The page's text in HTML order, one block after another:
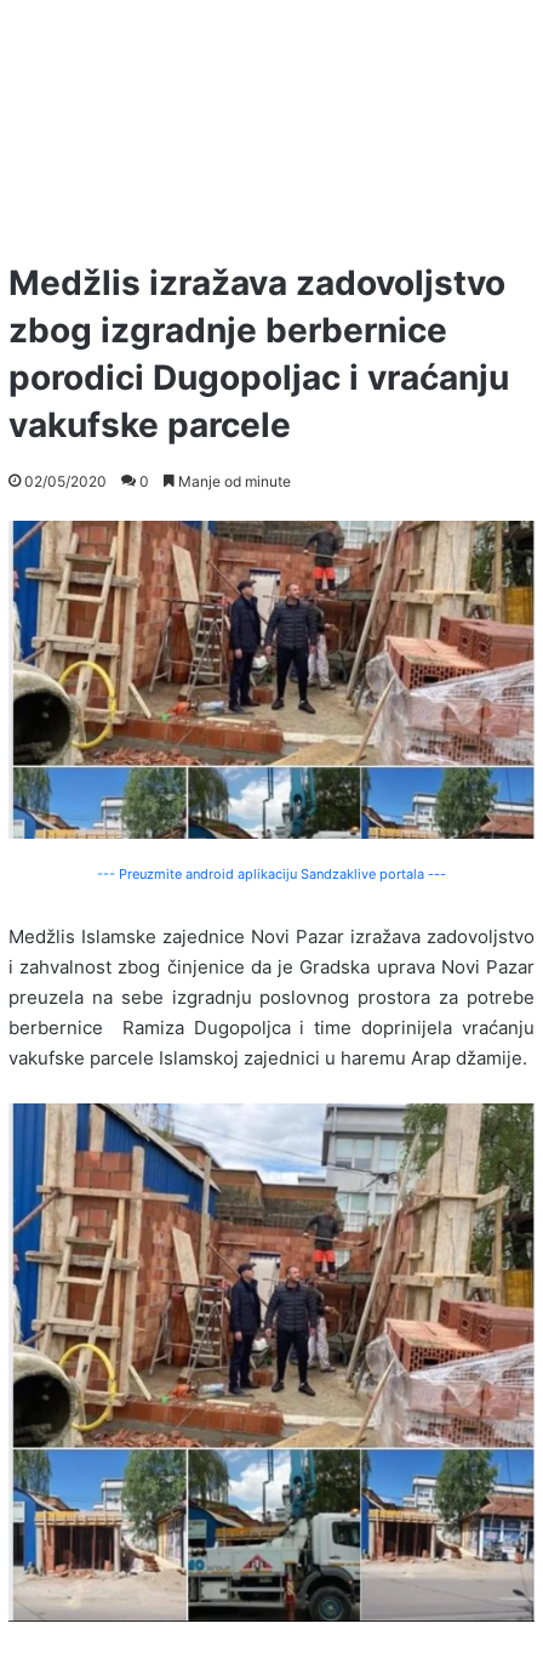
Medžlis izražava zadovoljstvo
zbog izgradnje berbernice
porodici Dugopoljac i vraćanju
vakufske parcele
02/05/2020 0 Manje od minute
--- Preuzmite android aplikaciju Sandzaklive portala ---
Medžlis Islamske zajednice Novi Pazar izražava zadovoljstvo
i zahvalnost zbog činjenice da je Gradska uprava Novi Pazar
preuzela na sebe izgradnju poslovnog prostora za potrebe
berbernice Ramiza Dugopoljca i time doprinijela vraćanju
vakufske parcele Islamskoj zajednici u haremu Arap džamije.